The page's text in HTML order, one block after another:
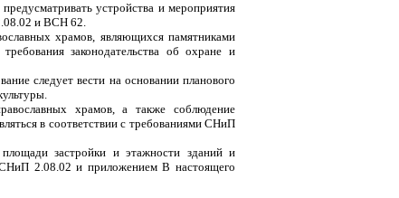
устройства и мероприятия
и ВСН 62.
храмов, являющихся памятниками
законодательства об охране и
следует вести на основании планового
храмов, а также соблюдение
в соответствии с требованиями СНиП
застройки и этажности зданий и
СНиП 2.08.02 и приложением В настоящего